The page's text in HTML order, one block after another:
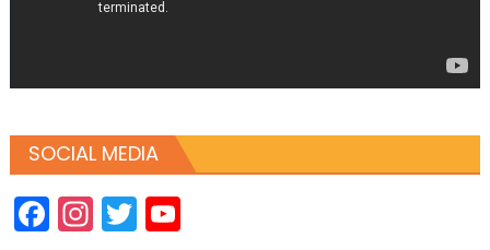
SOCIAL MEDIA
Facebook
Instagram
TwitterYouTube